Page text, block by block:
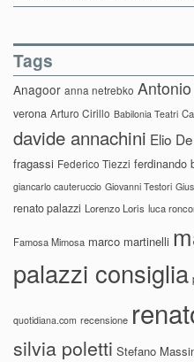
Tags
Anagoor anna netrebko
verona Arturo Cirillo Babilonia Teatri
davide annachini Elio
fragassi Federico Tiezzi ferdinando
giancarlo cauteruccio Giovanni Testori
renato palazzi Lorenzo Loris luca
Famosa Mimosa marco martinelli
palazzi consiglia
quotidiana.com recensione
silvia poletti Stefano